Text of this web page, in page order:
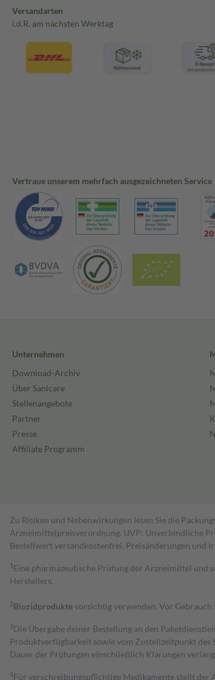
Versandarten
i.d.R. am nächsten Werktag
Vertraue unserem mehrfach ausgezeichneten Service
Unternehmen
Download-Archiv
Über Sanicare
Stellenangebote
Partner
Presse
Affiliate Programm
Zu Risiken und Nebenwirkungen lesen Sie die
Arzneimittelpreisverordnung. UVP: Unverbindliche
Bestell­wert versand­kosten­frei. Preisänderungen und
1 Eine pharmazeutische Prüfung der Arzneimittel und
Herstellers.
2Biozidproduktevorsichtig verwenden. Vor
3Die Übergabe deiner Bestellung an den
Produktverfügbarkeit sowie vom Zustellzeitpunkt
Dauer der Prüfungen einschließlich Klärungen
4Für verschreibungspflichtige Medikamente stellt der